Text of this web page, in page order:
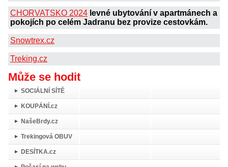
CHORVATSKO 2024 levné ubytování v apartmánech a
pokojích po celém Jadranu bez provize cestovkám.
Snowtrex.cz
Treking.cz
Může se hodit
SOCIÁLNÍ SÍTĚ
KOUPÁNÍ.cz
NašeBrdy.cz
Trekingová OBUV
DESÍTKA.cz